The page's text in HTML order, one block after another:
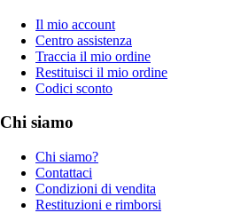
Il mio account
Centro assistenza
Traccia il mio ordine
Restituisci il mio ordine
Codici sconto
Chi siamo
Chi siamo?
Contattaci
Condizioni di vendita
Restituzioni e rimborsi